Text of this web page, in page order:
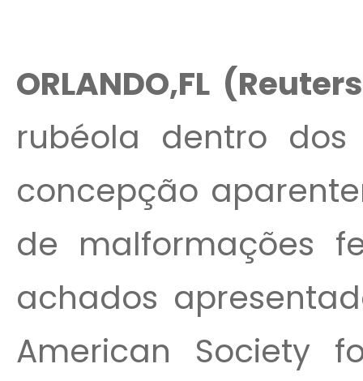
ORLANDO,FL
rubéola dentro
concepção
de malformações
achados
American Society